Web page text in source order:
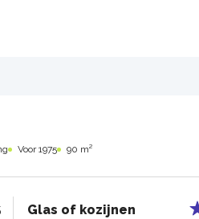
Voor 1975 90 m²
Glas of kozijnen